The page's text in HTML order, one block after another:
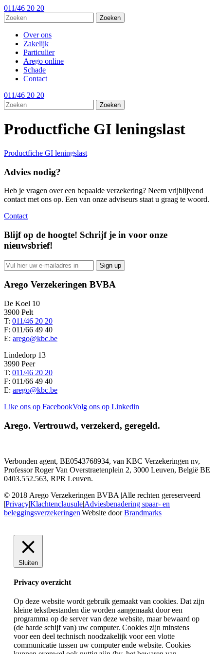
011/46 20 20
Over ons
Zakelijk
Particulier
Arego online
Schade
Contact
011/46 20 20
Productfiche GI leningslast
Productfiche GI leningslast
Advies nodig?
Heb je vragen over een bepaalde verzekering? Neem vrijblijvend
contact met ons op. Een van onze adviseurs staat u graag te woord.
Contact
Blijf op de hoogte! Schrijf je in voor onze
nieuwsbrief!
Arego Verzekeringen BVBA
De Koel 10
3900 Pelt
T: 011/46 20 20
F: 011/66 49 40
E: arego@kbc.be
Lindedorp 13
3990 Peer
T: 011/46 20 20
F: 011/66 49 40
E: arego@kbc.be
Like ons op FacebookVolg ons op Linkedin
Arego. Vertrouwd, verzekerd, geregeld.
Verbonden agent, BE0543768934, van KBC Verzekeringen nv,
Professor Roger Van Overstraetenplein 2, 3000 Leuven, België BE
0403.552.563, RPR Leuven.
© 2018 Arego Verzekeringen BVBA |Alle rechten gereserveerd
|Privacy|Klachtenclausule|Adviesbenadering spaar- en
beleggingsverzekeringen|Website doorBrandmarks
Sluiten
Privacy overzicht
Op deze website wordt gebruik gemaakt van cookies. Dat zijn
kleine tekstbestanden die worden aangemaakt door een
programma op de server van deze website, maar bewaard op
(de harde schijf van) uw computer. Cookies zijn minstens
voor een deel technisch noodzakelijk voor een vlotte
communicatie tussen uw computer ende website. Cookies